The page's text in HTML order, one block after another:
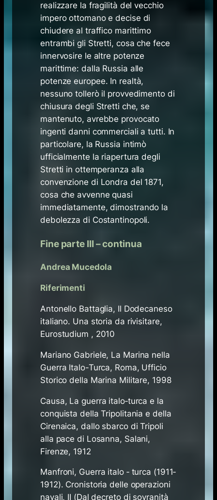
realizzare la fragilità del vecchio
impero ottomano e decise di
chiudere al traffico marittimo
entrambi gli Stretti, cosa che fece
innervosire le altre potenze
marittime: dalla Russia alle
potenze europee. In realtà,
nessuno tollerò il provvedimento di
chiusura degli Stretti che, se
mantenuto, avrebbe provocato
ingenti danni commerciali a tutti. In
particolare, la Russia intimò
ufficialmente la riapertura degli
Stretti in ottemperanza alla
convenzione di Londra del 1871,
cosa che avvenne quasi
immediatamente, dimostrando la
debolezza di Costantinopoli.
Fine parte III – continua
Andrea Mucedola
Riferimenti
Antonello Battaglia, Il Dodecaneso
italiano. Una storia da rivisitare,
Eurostudium , 2010
Mariano Gabriele, La Marina nella
Guerra Italo-Turca, Roma, Ufficio
Storico della Marina Militare, 1998
Causa, La guerra italo‐turca e la
conquista della Tripolitania e della
Cirenaica, dallo sbarco di Tripoli
alla pace di Losanna, Salani,
Firenze, 1912
Manfroni, Guerra italo ‐ turca (1911‐
1912). Cronistoria delle operazioni
navali, II (Dal decreto di sovranità